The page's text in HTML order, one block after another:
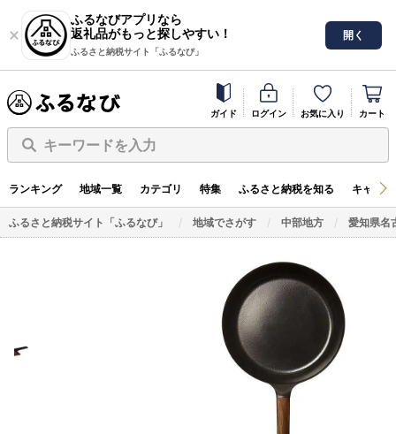
ふるなびアプリなら
返礼品がもっと探しやすい！
ふるさと納税サイト「ふるなび」
開く
ガイド ログイン お気に入り カート
キーワードを入力
ランキング 地域一覧 カテゴリ 特集 ふるさと納税を知る キャン
ふるさと納税サイト「ふるなび」 地域でさがす 中部地方 愛知県名